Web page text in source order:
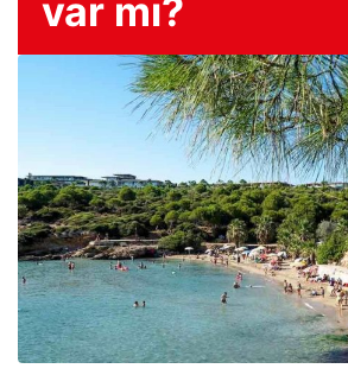
var mı?